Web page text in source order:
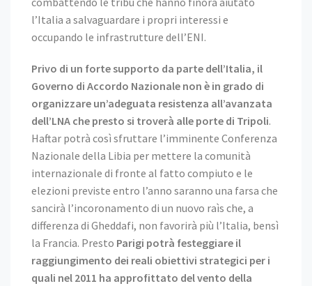
l’Italia a salvaguardare i propri interessi e
occupando le infrastrutture dell’ENI.
Privo di un forte supporto da parte dell’Italia, il
Governo di Accordo Nazionale non è in grado di
organizzare un’adeguata resistenza all’avanzata
dell’LNA che presto si troverà alle porte di Tripoli.
Haftar potrà così sfruttare l’imminente Conferenza
Nazionale della Libia per mettere la comunità
internazionale di fronte al fatto compiuto e le
elezioni previste entro l’anno saranno una farsa che
sancirà l’incoronamento di un nuovo raìs che, a
differenza di Gheddafi, non favorirà più l’Italia, bensì
la Francia. Presto Parigi potrà festeggiare il
raggiungimento dei reali obiettivi strategici per i
quali nel 2011 ha approfittato del vento della